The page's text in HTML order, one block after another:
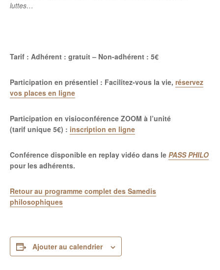
luttes…
Tarif : Adhérent : gratuit – Non-adhérent : 5€
Participation en présentiel : Facilitez-vous la vie, réservez
vos places en ligne
Participation en visioconférence ZOOM à l’unité
(tarif unique 5€) : inscription en ligne
Conférence disponible en replay vidéo dans le PASS PHILO
pour les adhérents.
Retour au programme complet des Samedis
philosophiques
Ajouter au calendrier